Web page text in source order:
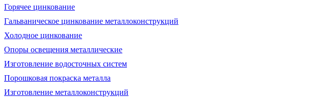
Горячее цинкование
Гальваническое цинкование металлоконструкций
Холодное цинкование
Опоры освещения металлические
Изготовление водосточных систем
Порошковая покраска металла
Изготовление металлоконструкций